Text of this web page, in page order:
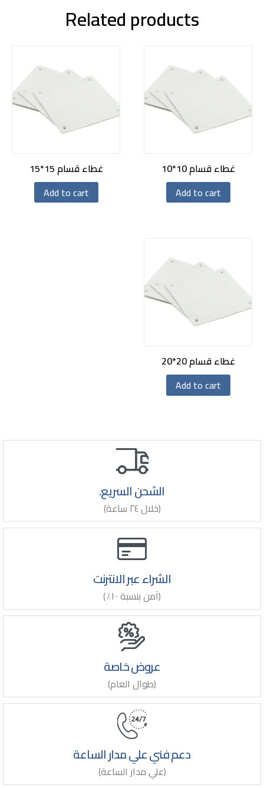
Related products
غطاء قسام 10*10
Add to cart
غطاء قسام 15*15
Add to cart
غطاء قسام 20*20
Add to cart
الشحن السريع.
(خلال ٢٤ ساعة)
الشراء عبر الانترنت
(آمن بنسبة ١٠٠٪)
عروض خاصة
(طوال العام)
دعم فني علي مدار الساعة
(علي مدار الساعة)